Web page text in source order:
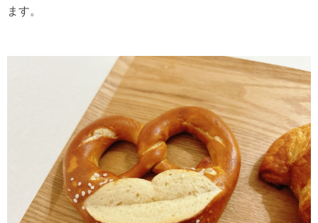
ます。